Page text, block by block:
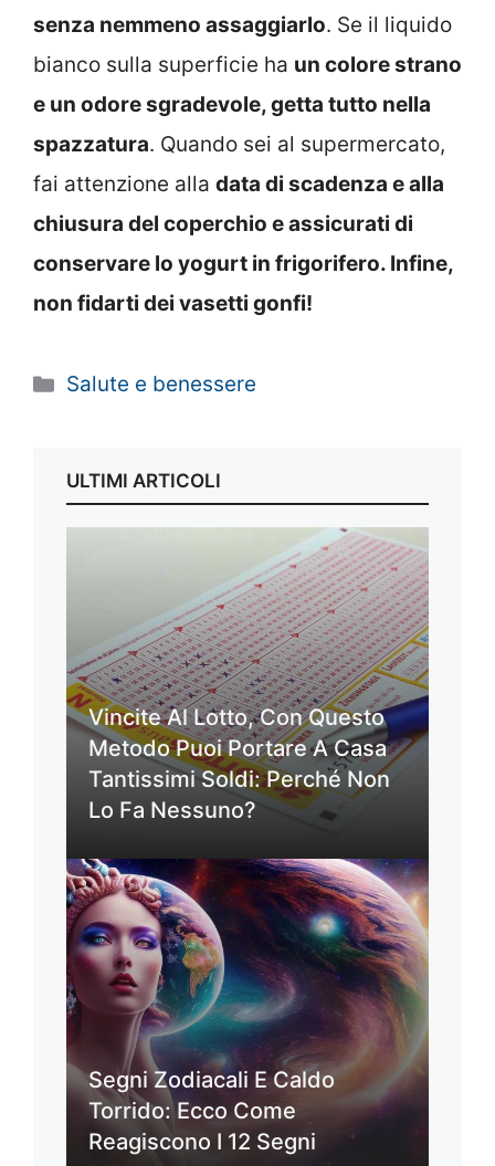
senza nemmeno assaggiarlo. Se il liquido
bianco sulla superficie ha un colore strano
e un odore sgradevole, getta tutto nella
spazzatura. Quando sei al supermercato,
fai attenzione alla data di scadenza e alla
chiusura del coperchio e assicurati di
conservare lo yogurt in frigorifero. Infine,
non fidarti dei vasetti gonfi!
Categorie
Salute e benessere
ULTIMI ARTICOLI
Vincite Al Lotto, Con Questo
Metodo Puoi Portare A Casa
Tantissimi Soldi: Perché Non
Lo Fa Nessuno?
Segni Zodiacali E Caldo
Torrido: Ecco Come
Reagiscono I 12 Segni